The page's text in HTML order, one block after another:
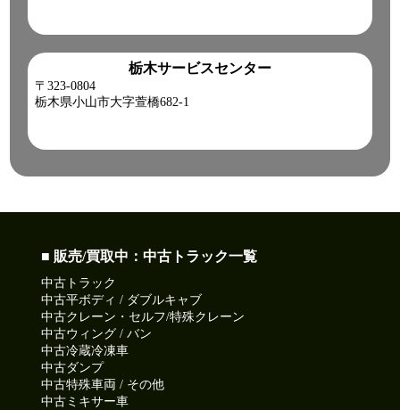
栃木サービスセンター
〒323-0804
栃木県小山市大字萱橋682-1
■ 販売/買取中：中古トラック一覧
中古トラック
中古平ボディ / ダブルキャブ
中古クレーン・セルフ/特殊クレーン
中古ウィング / バン
中古冷蔵冷凍車
中古ダンプ
中古特殊車両 / その他
中古ミキサー車